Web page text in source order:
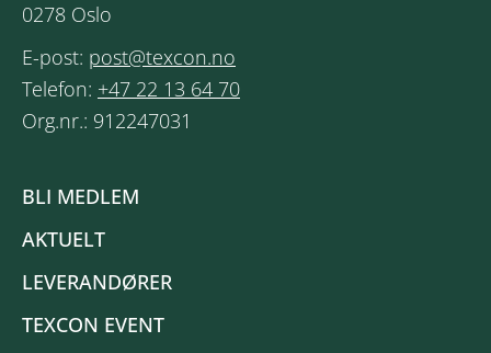
0278 Oslo
E-post: post@texcon.no
Telefon: +47 22 13 64 70
Org.nr.: 912247031
BLI MEDLEM
AKTUELT
LEVERANDØRER
TEXCON EVENT